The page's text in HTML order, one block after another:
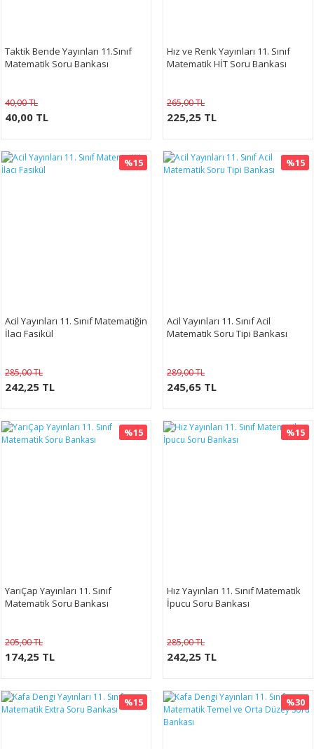
Taktik Bende Yayınları 11.Sınıf
Matematik Soru Bankası
40,00 TL
40,00 TL
Hız ve Renk Yayınları 11. Sınıf
Matematik HİT Soru Bankası
265,00 TL
225,25 TL
%15
Acil Yayınları 11. Sınıf Matematiğin
İlacı Fasikül
285,00 TL
242,25 TL
%15
Acil Yayınları 11. Sınıf Acil
Matematik Soru Tipi Bankası
289,00 TL
245,65 TL
%15
YarıÇap Yayınları 11. Sınıf
Matematik Soru Bankası
205,00 TL
174,25 TL
%15
Hız Yayınları 11. Sınıf Matematik
İpucu Soru Bankası
285,00 TL
242,25 TL
%15 %30